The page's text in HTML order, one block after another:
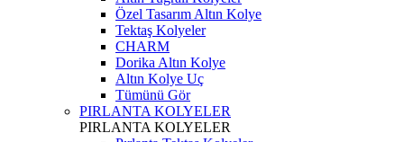
Özel Tasarım Altın Kolye
Tektaş Kolyeler
CHARM
Dorika Altın Kolye
Altın Kolye Uç
Tümünü Gör
PIRLANTA KOLYELER
PIRLANTA KOLYELER